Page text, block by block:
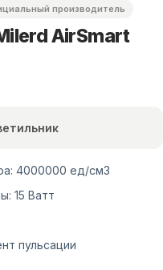
производитель
AirSmart
4000000 ед/см3
15 Ватт
пульсации